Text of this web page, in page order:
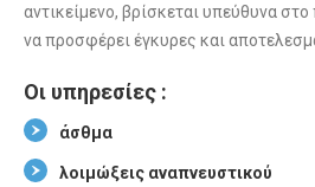
αντικείμενο, βρίσκεται υπεύθυνα
να προσφέρει έγκυρες και
Οι υπηρεσίες :
άσθμα
λοιμώξεις αναπνευστικού